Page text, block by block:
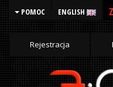
POMOC ENGLISH
Rejestracja